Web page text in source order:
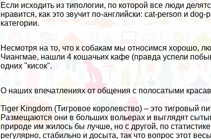
Если исходить из типологии, по которой все люди
нравится, как это звучит по-английски: cat-person и
категории.
Несмотря на то, что к собакам мы относимся хорошо,
Чиангмае, нашли 4 кошачьих кафе (правда успели
одних "кисок".
О наших впечатлениях от общения с полосатыми
Tiger Kingdom (Тигровое королевство) – это тигровый
Размещаются они в больших вольерах и выглядят
природе им жилось бы лучше, но с другой, по
регулярно, стабильно и досыта, так что вопрос этот